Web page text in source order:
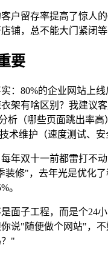
户留存率提高了惊人的
铺，总不能大门紧闭等
要
：80%的企业网站上
架有啥区别？我建议
析（哪些页面跳出率高
术维护（速度测试、安
年双十一前都雷打不
装修"，去年光是优化了
。
面子工程，而是个24
说"随便做个网站"，
"